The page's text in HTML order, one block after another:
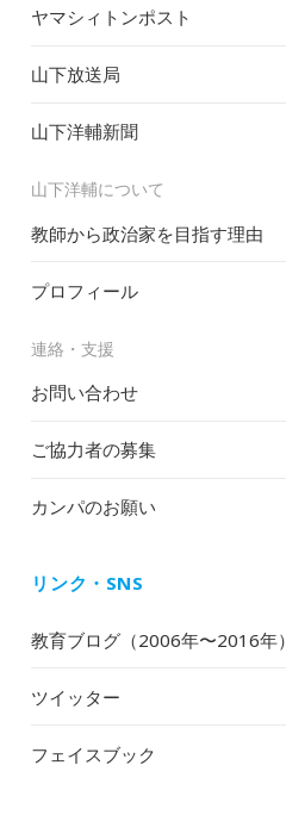
ヤマシィトンポスト
山下放送局
山下洋輔新聞
山下洋輔について
教師から政治家を目指す理由
プロフィール
連絡・支援
お問い合わせ
ご協力者の募集
カンパのお願い
リンク・SNS
教育ブログ（2006年〜2016年）
ツイッター
フェイスブック